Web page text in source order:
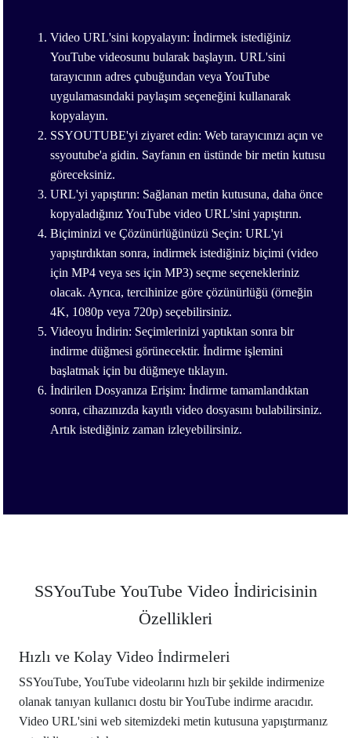
Video URL'sini kopyalayın: İndirmek istediğiniz
YouTube videosunu bularak başlayın. URL'sini
tarayıcının adres çubuğundan veya YouTube
uygulamasındaki paylaşım seçeneğini kullanarak
kopyalayın.
SSYOUTUBE'yi ziyaret edin: Web tarayıcınızı açın ve
ssyoutube'a gidin. Sayfanın en üstünde bir metin kutusu
göreceksiniz.
URL'yi yapıştırın: Sağlanan metin kutusuna, daha önce
kopyaladığınız YouTube video URL'sini yapıştırın.
Biçiminizi ve Çözünürlüğünüzü Seçin: URL'yi
yapıştırdıktan sonra, indirmek istediğiniz biçimi (video
için MP4 veya ses için MP3) seçme seçenekleriniz
olacak. Ayrıca, tercihinize göre çözünürlüğü (örneğin
4K, 1080p veya 720p) seçebilirsiniz.
Videoyu İndirin: Seçimlerinizi yaptıktan sonra bir
indirme düğmesi görünecektir. İndirme işlemini
başlatmak için bu düğmeye tıklayın.
İndirilen Dosyanıza Erişim: İndirme tamamlandıktan
sonra, cihazınızda kayıtlı video dosyasını bulabilirsiniz.
Artık istediğiniz zaman izleyebilirsiniz.
SSYouTube YouTube Video İndiricisinin
Özellikleri
Hızlı ve Kolay Video İndirmeleri
SSYouTube, YouTube videolarını hızlı bir şekilde indirmenize
olanak tanıyan kullanıcı dostu bir YouTube indirme aracıdır.
Video URL'sini web sitemizdeki metin kutusuna yapıştırmanız